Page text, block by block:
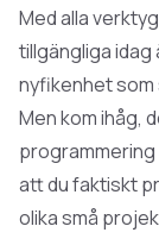
Med alla
tillgängliga
nyfikenhet som
Men kom ihåg,
att du faktiskt
olika små